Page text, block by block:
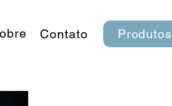
Contato Produtos